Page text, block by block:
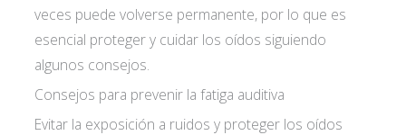
Acepto las
privacidad*
veces puede volverse permanente, por lo que es
esencial proteger y cuidar los oídos siguiendo
algunos consejos.
Consejos para prevenir la fatiga auditiva
Evitar la exposición a ruidos y proteger los oídos